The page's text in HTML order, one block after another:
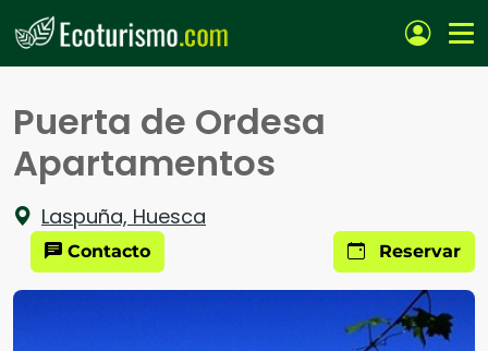
Pasar al contenido principal
Puerta de Ordesa
Apartamentos
Laspuña, Huesca
Contacto Reservar